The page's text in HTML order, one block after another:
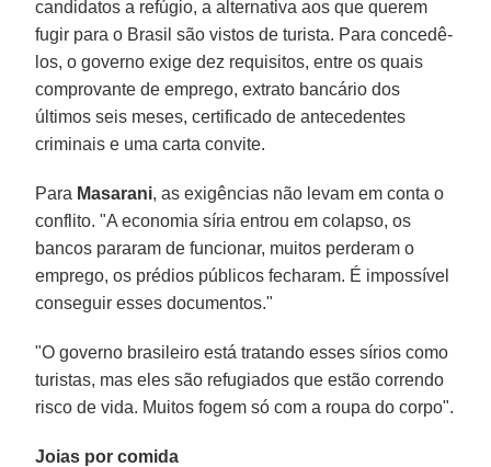
candidatos a refúgio, a alternativa aos que querem
fugir para o Brasil são vistos de turista. Para concedê-
los, o governo exige dez requisitos, entre os quais
comprovante de emprego, extrato bancário dos
últimos seis meses, certificado de antecedentes
criminais e uma carta convite.
Para Masarani, as exigências não levam em conta o
conflito. "A economia síria entrou em colapso, os
bancos pararam de funcionar, muitos perderam o
emprego, os prédios públicos fecharam. É impossível
conseguir esses documentos."
"O governo brasileiro está tratando esses sírios como
turistas, mas eles são refugiados que estão correndo
risco de vida. Muitos fogem só com a roupa do corpo".
Joias por comida